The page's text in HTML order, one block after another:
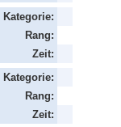
Kategorie:
Rang:
Zeit:
Kategorie:
Rang:
Zeit: